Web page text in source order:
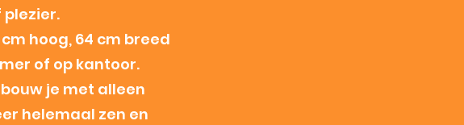
hoog, 64 cm breed
of op kantoor.
je met alleen
helemaal zen en